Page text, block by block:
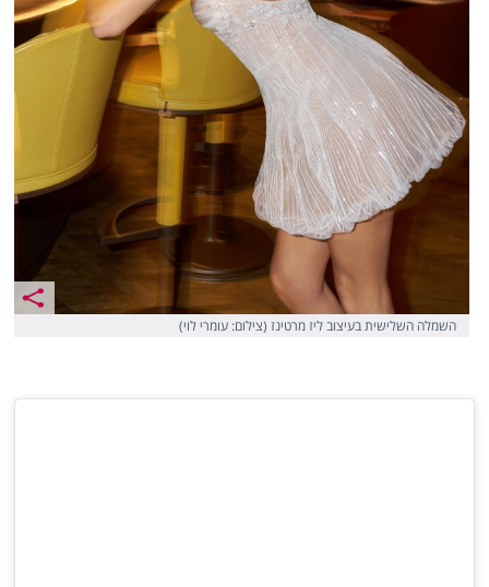
השמלה השלישית בעיצוב ליז מרטינז (צילום: עומרי לוי)